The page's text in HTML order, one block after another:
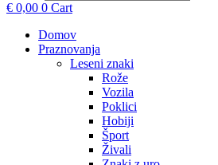
€ 0,00 0 Cart
Domov
Praznovanja
Leseni znaki
Rože
Vozila
Poklici
Hobiji
Šport
Živali